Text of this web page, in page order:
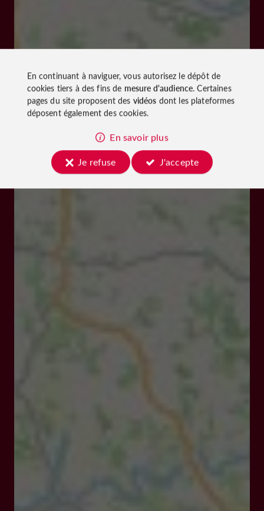
En continuant à naviguer, vous autorisez le dépôt de
cookies tiers à des fins de mesure d'audience. Certaines
pages du site proposent des vidéos dont les plateformes
déposent également des cookies.
En savoir plus
Je refuse
J'accepte